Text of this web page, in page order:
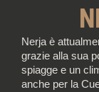
Nerja è
grazie alla sua
spiagge e un
anche per la